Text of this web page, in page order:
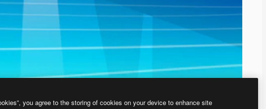
you agree to the storing of cookies on your device to enhance site